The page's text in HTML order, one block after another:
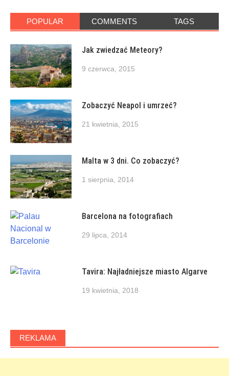
POPULAR COMMENTS TAGS
Jak zwiedzać Meteory?
9 czerwca, 2015
Zobaczyć Neapol i umrzeć?
21 kwietnia, 2015
Malta w 3 dni. Co zobaczyć?
1 sierpnia, 2014
Barcelona na fotografiach
29 lipca, 2014
Tavira: Najładniejsze miasto Algarve
19 kwietnia, 2018
REKLAMA